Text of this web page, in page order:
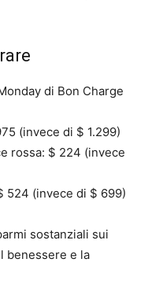
di Bon Charge
(invece di $ 1.299)
rossa: $ 224 (invece
524 (invece di $ 699)
sostanziali sui
benessere e la